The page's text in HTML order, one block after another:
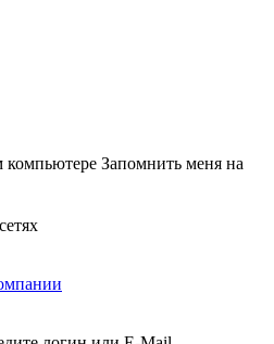
компьютере Запомнить меня на